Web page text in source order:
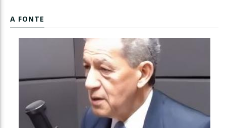
A FONTE